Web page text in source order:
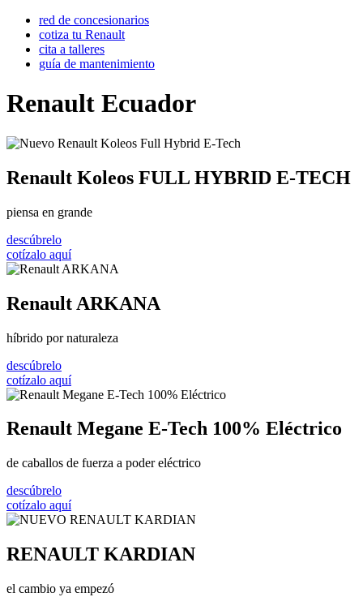
red de concesionarios
cotiza tu Renault
cita a talleres
guía de mantenimiento
Renault Ecuador
Renault Koleos FULL HYBRID E-TECH
piensa en grande
descúbrelo
cotízalo aquí
Renault ARKANA
híbrido por naturaleza
descúbrelo
cotízalo aquí
Renault Megane E-Tech 100% Eléctrico
de caballos de fuerza a poder eléctrico
descúbrelo
cotízalo aquí
RENAULT KARDIAN
el cambio ya empezó